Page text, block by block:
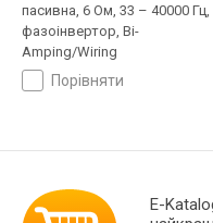
пасивна, 6 Ом, 33 – 40000 Гц,
фазоінвертор, Bi-
Amping/Wiring
порівняти
E-